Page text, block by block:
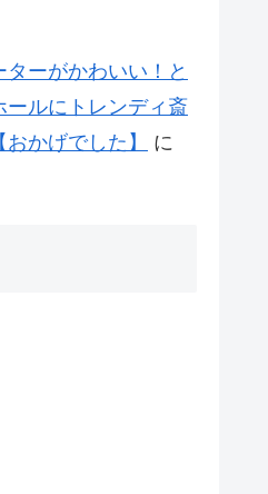
ーがかわいい！と
ールにトレンディ斎
かげでした】
に